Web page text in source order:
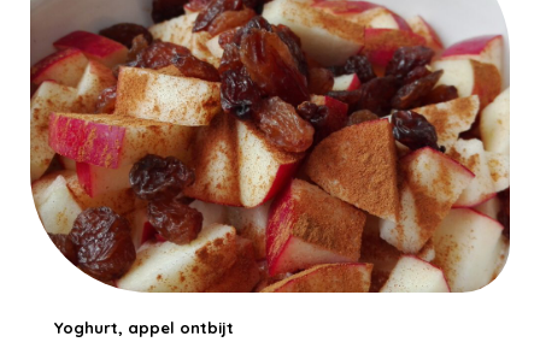
Yoghurt, appel ontbijt